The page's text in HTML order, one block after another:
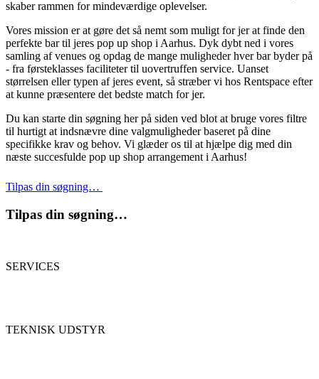
skaber rammen for mindeværdige oplevelser.
Vores mission er at gøre det så nemt som muligt for jer at finde den
perfekte bar til jeres pop up shop i Aarhus. Dyk dybt ned i vores
samling af venues og opdag de mange muligheder hver bar byder på
- fra førsteklasses faciliteter til uovertruffen service. Uanset
størrelsen eller typen af jeres event, så stræber vi hos Rentspace efter
at kunne præsentere det bedste match for jer.
Du kan starte din søgning her på siden ved blot at bruge vores filtre
til hurtigt at indsnævre dine valgmuligheder baseret på dine
specifikke krav og behov. Vi glæder os til at hjælpe dig med din
næste succesfulde pop up shop arrangement i Aarhus!
Tilpas din søgning…
Tilpas din søgning…
SERVICES
TEKNISK UDSTYR